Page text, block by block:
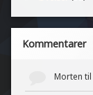
2
0
1
Kommentarer
Morten til